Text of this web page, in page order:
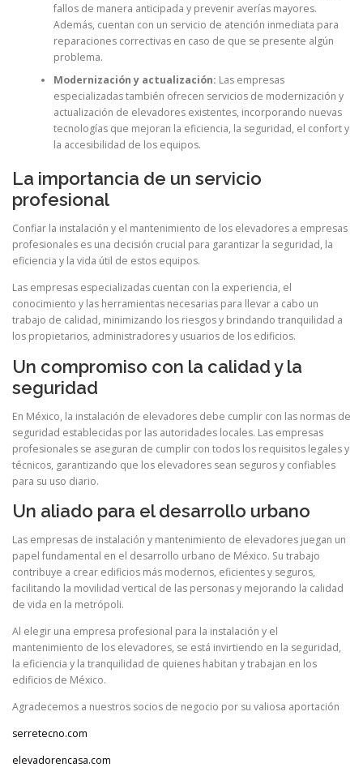
fallos de manera anticipada y prevenir averías mayores.
Además, cuentan con un servicio de atención inmediata para
reparaciones correctivas en caso de que se presente algún
problema.
Modernización y actualización: Las empresas
especializadas también ofrecen servicios de modernización y
actualización de elevadores existentes, incorporando nuevas
tecnologías que mejoran la eficiencia, la seguridad, el confort y
la accesibilidad de los equipos.
La importancia de un servicio
profesional
Confiar la instalación y el mantenimiento de los elevadores a empresas
profesionales es una decisión crucial para garantizar la seguridad, la
eficiencia y la vida útil de estos equipos.
Las empresas especializadas cuentan con la experiencia, el
conocimiento y las herramientas necesarias para llevar a cabo un
trabajo de calidad, minimizando los riesgos y brindando tranquilidad a
los propietarios, administradores y usuarios de los edificios.
Un compromiso con la calidad y la
seguridad
En México, la instalación de elevadores debe cumplir con las normas de
seguridad establecidas por las autoridades locales. Las empresas
profesionales se aseguran de cumplir con todos los requisitos legales y
técnicos, garantizando que los elevadores sean seguros y confiables
para su uso diario.
Un aliado para el desarrollo urbano
Las empresas de instalación y mantenimiento de elevadores juegan un
papel fundamental en el desarrollo urbano de México. Su trabajo
contribuye a crear edificios más modernos, eficientes y seguros,
facilitando la movilidad vertical de las personas y mejorando la calidad
de vida en la metrópoli.
Al elegir una empresa profesional para la instalación y el
mantenimiento de los elevadores, se está invirtiendo en la seguridad,
la eficiencia y la tranquilidad de quienes habitan y trabajan en los
edificios de México.
Agradecemos a nuestros socios de negocio por su valiosa aportación
serretecno.com
elevadorencasa.com